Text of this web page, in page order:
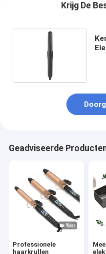
Krijg De
Geadviseerde
Professionele
haarkrullen